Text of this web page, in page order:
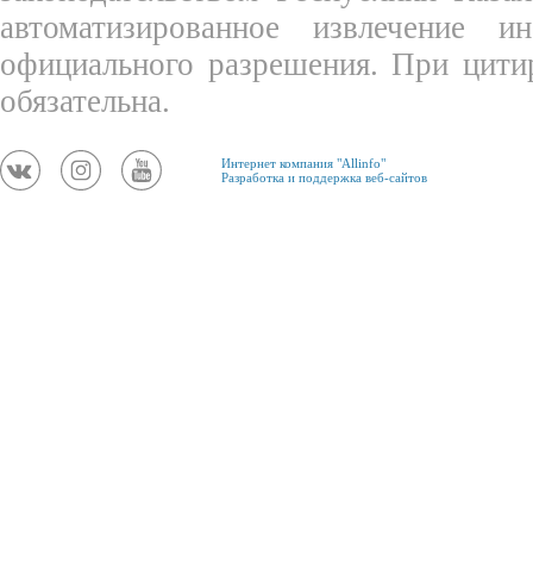
автоматизированное
официального разрешения. При
обязательна.
Интернет компания "Allinfo"
Разработка и поддержка веб-сайтов